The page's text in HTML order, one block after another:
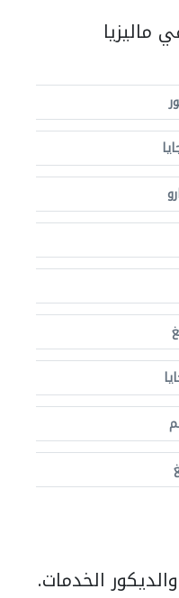
الخدمات.